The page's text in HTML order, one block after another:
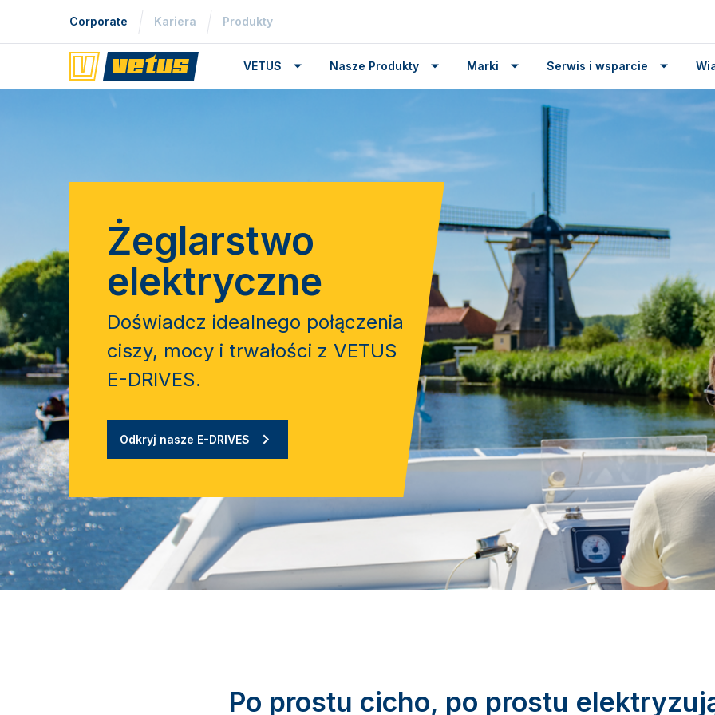
Corporate Kariera Produkty
VETUS Nasze Produkty Marki Serwis i wsparcie
Żeglarstwo
elektryczne
Doświadcz idealnego połączenia
ciszy, mocy i trwałości z VETUS
E-DRIVES.
Odkryj nasze E-DRIVES
Po prostu cicho, po prostu